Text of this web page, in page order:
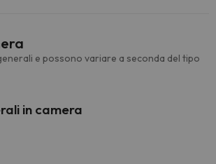
e possono variare a seconda del tipo
in camera